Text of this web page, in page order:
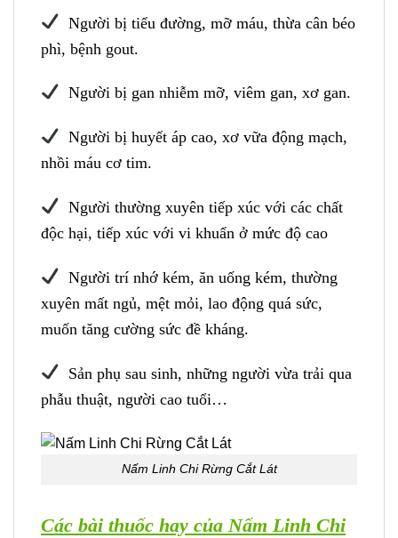
Người bị tiểu đường, mỡ máu, thừa cân béo
phì, bệnh gout.
Người bị gan nhiễm mỡ, viêm gan, xơ gan.
Người bị huyết áp cao, xơ vữa động mạch,
nhồi máu cơ tim.
Người thường xuyên tiếp xúc với các chất
độc hại, tiếp xúc với vi khuẩn ở mức độ cao
Người trí nhớ kém, ăn uống kém, thường
xuyên mất ngủ, mệt mỏi, lao động quá sức,
muốn tăng cường sức đề kháng.
Sản phụ sau sinh, những người vừa trải qua
phẫu thuật, người cao tuổi…
Nấm Linh Chi Rừng Cắt Lát
Các bài thuốc hay của Nấm Linh Chi